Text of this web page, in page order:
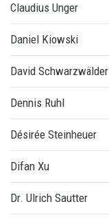
Claudius Unger
Daniel Kiowski
David Schwarzwälder
Dennis Ruhl
Désirée Steinheuer
Difan Xu
Dr. Ulrich Sautter